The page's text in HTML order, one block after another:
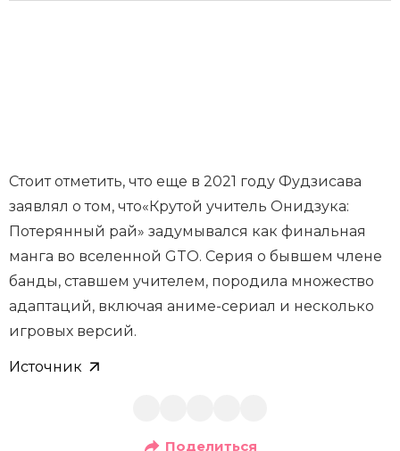
Стоит отметить, что еще в 2021 году Фудзисава
заявлял о том, что«Крутой учитель Онидзука:
Потерянный рай» задумывался как финальная
манга во вселенной GTO. Серия о бывшем члене
банды, ставшем учителем, породила множество
адаптаций, включая аниме-сериал и несколько
игровых версий.
Источник
Поделиться